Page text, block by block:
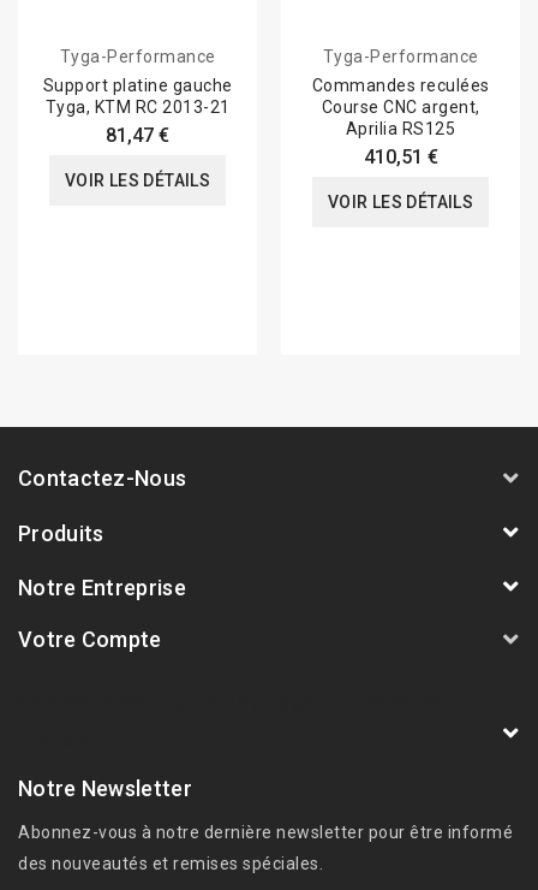
Tyga-Performance
Support platine gauche
Tyga, KTM RC 2013-21
81,47 €
VOIR LES DÉTAILS
Tyga-Performance
Commandes reculées
Course CNC argent,
Aprilia RS125
410,51 €
VOIR LES DÉTAILS
Contactez-Nous
Produits
Notre Entreprise
Votre Compte
Notre Newsletter
Abonnez-vous à notre dernière newsletter pour être informé
des nouveautés et remises spéciales.